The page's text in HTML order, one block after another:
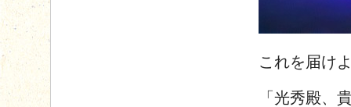
これを届け
「光秀殿、